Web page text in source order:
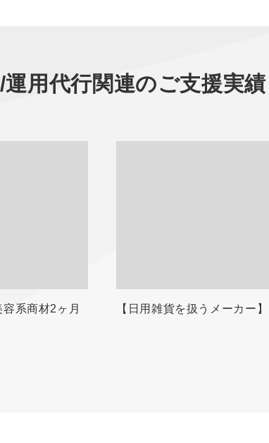
用代行関連のご支援実績
系商材2ヶ月
【日用雑貨を扱うメーカー